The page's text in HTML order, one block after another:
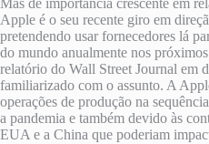
Mas de importância crescente em
Apple é o seu recente giro em
pretendendo usar fornecedores lá
do mundo anualmente nos
relatório do Wall Street Journal em
familiarizado com o assunto. A
operações de produção na
a pandemia e também devido às
EUA e a China que poderiam